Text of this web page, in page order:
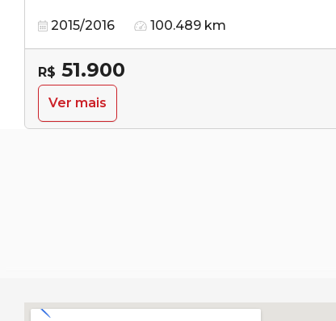
2015/2016 100.489 km
R$ 51.900
Ver mais